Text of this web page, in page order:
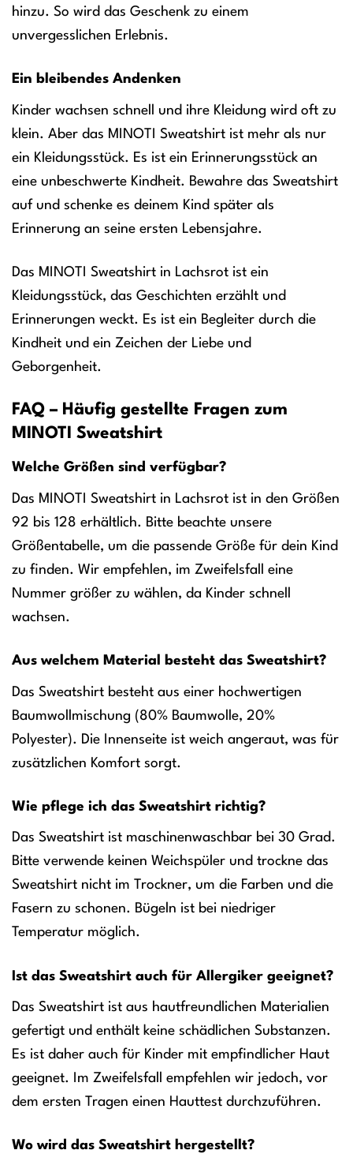
hinzu. So wird das Geschenk zu einem
unvergesslichen Erlebnis.
Ein bleibendes Andenken
Kinder wachsen schnell und ihre Kleidung wird oft zu
klein. Aber das MINOTI Sweatshirt ist mehr als nur
ein Kleidungsstück. Es ist ein Erinnerungsstück an
eine unbeschwerte Kindheit. Bewahre das Sweatshirt
auf und schenke es deinem Kind später als
Erinnerung an seine ersten Lebensjahre.
Das MINOTI Sweatshirt in Lachsrot ist ein
Kleidungsstück, das Geschichten erzählt und
Erinnerungen weckt. Es ist ein Begleiter durch die
Kindheit und ein Zeichen der Liebe und
Geborgenheit.
FAQ – Häufig gestellte Fragen zum
MINOTI Sweatshirt
Welche Größen sind verfügbar?
Das MINOTI Sweatshirt in Lachsrot ist in den Größen
92 bis 128 erhältlich. Bitte beachte unsere
Größentabelle, um die passende Größe für dein Kind
zu finden. Wir empfehlen, im Zweifelsfall eine
Nummer größer zu wählen, da Kinder schnell
wachsen.
Aus welchem Material besteht das Sweatshirt?
Das Sweatshirt besteht aus einer hochwertigen
Baumwollmischung (80% Baumwolle, 20%
Polyester). Die Innenseite ist weich angeraut, was für
zusätzlichen Komfort sorgt.
Wie pflege ich das Sweatshirt richtig?
Das Sweatshirt ist maschinenwaschbar bei 30 Grad.
Bitte verwende keinen Weichspüler und trockne das
Sweatshirt nicht im Trockner, um die Farben und die
Fasern zu schonen. Bügeln ist bei niedriger
Temperatur möglich.
Ist das Sweatshirt auch für Allergiker geeignet?
Das Sweatshirt ist aus hautfreundlichen Materialien
gefertigt und enthält keine schädlichen Substanzen.
Es ist daher auch für Kinder mit empfindlicher Haut
geeignet. Im Zweifelsfall empfehlen wir jedoch, vor
dem ersten Tragen einen Hauttest durchzuführen.
Wo wird das Sweatshirt hergestellt?